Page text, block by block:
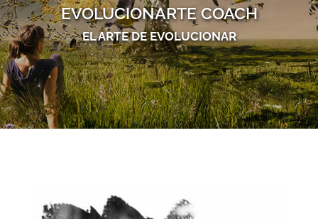
EVOLUCIONARTE COACH
EL ARTE DE EVOLUCIONAR